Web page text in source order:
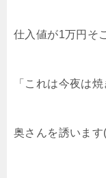
仕入値が1万円そ
「これは今夜は
奥さんを誘いま